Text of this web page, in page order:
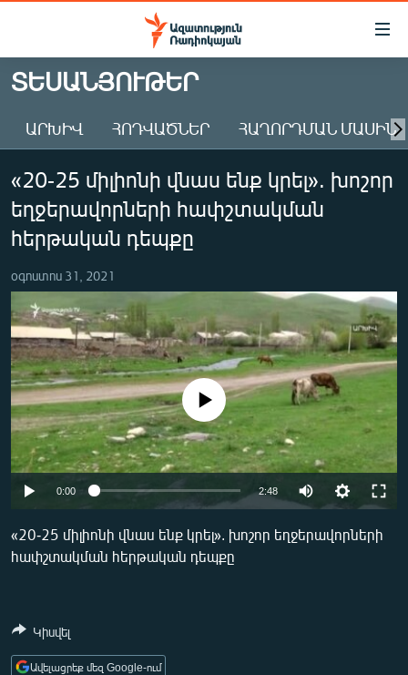
Մատչելիության
Անցնել
հիմնական
Անցնել
հիմնական
մենյուին
Որոնում
ԱԶԱՏՈՒԹՅՈՒՆ TV
ՀԱՅԱՍՏԱՆ
ԸՆՏՐՈՒԹՅՈՒՆՆԵՐ 2026
ԻՐԱՎՈՒՆՔ
ՏՆՏԵՍՈՒԹՅՈՒՆ
ՂԱՐԱԲԱՂ
ՊԱՏԵՐԱԶՄԻ 6 ՇԱԲԱԹՆԵՐԸ
ՏԱՐԱԾԱՇՐՋԱՆ
ՄԻՋԱԶԳԱՅԻՆ
ՄՇԱԿՈՒՅԹ
ՍՊՈՐՏ
ՏՏ ԵՒ ԻՆՏԵՐՆԵՏ
ԱՐԽԻՎ
ՏԵՍԱՆՅՈՒԹԵՐ
ՏԵՍԱՆՅՈՒԹԵՐ
ԱՐԽԻՎ ՀՈԴՎԱԾՆԵՐ ՀԱՂՈՐԴՄԱՆ ՄԱՍԻՆ
«20-25 միլիոնի վնաս ենք կրել». խոշոր
եղջերավորների հափշտակման
հերթական դեպքը
օգոստոս 31, 2021
No media source currently available
0:00 2:48
«20-25 միլիոնի վնաս ենք կրել». խոշոր եղջերավորների
հափշտակման հերթական դեպքը
Կիսվել
Ավելացրեք մեզ Google-ում